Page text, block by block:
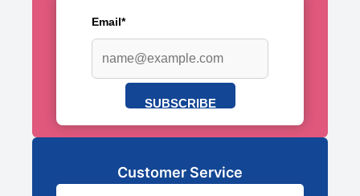
Email*
SUBSCRIBE
Customer Service